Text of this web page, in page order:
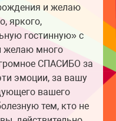
и желаю
яркого,
гостинную» с
желаю много
СПАСИБО за
эмоции, за вашу
вашего
тем, кто не